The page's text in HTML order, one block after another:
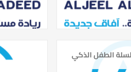
الطفل الذكي